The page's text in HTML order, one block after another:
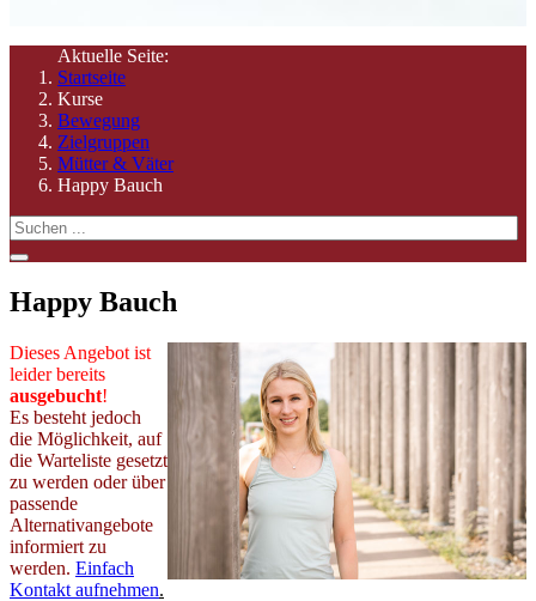
Aktuelle Seite:
Startseite
Kurse
Bewegung
Zielgruppen
Mütter & Väter
Happy Bauch
Happy Bauch
Dieses Angebot ist
leider bereits
ausgebucht!
Es besteht jedoch
die Möglichkeit, auf
die Warteliste gesetzt
zu werden oder über
passende
Alternativangebote
informiert zu
werden. Einfach
Kontakt aufnehmen.